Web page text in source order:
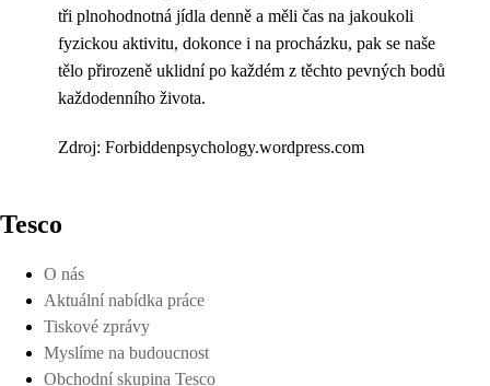
tři plnohodnotná jídla denně a měli čas na jakoukoli
fyzickou aktivitu, dokonce i na procházku, pak se naše
tělo přirozeně uklidní po každém z těchto pevných bodů
každodenního života.
Zdroj: Forbiddenpsychology.wordpress.com
Tesco
O nás
Aktuální nabídka práce
Tiskové zprávy
Myslíme na budoucnost
Obchodní skupina Tesco